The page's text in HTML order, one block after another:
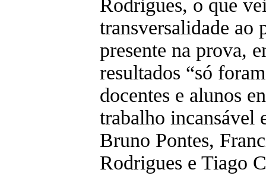
Rodrigues, o que
transversalidade ao
presente na prova,
resultados “só
docentes e alunos
trabalho incansável
Bruno Pontes,
Rodrigues e Tiago